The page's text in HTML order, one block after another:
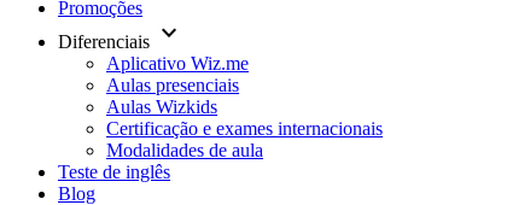
Promoções
Diferenciais keyboard_arrow_down
Aplicativo Wiz.me
Aulas presenciais
Aulas Wizkids
Certificação e exames internacionais
Modalidades de aula
Teste de inglês
Blog